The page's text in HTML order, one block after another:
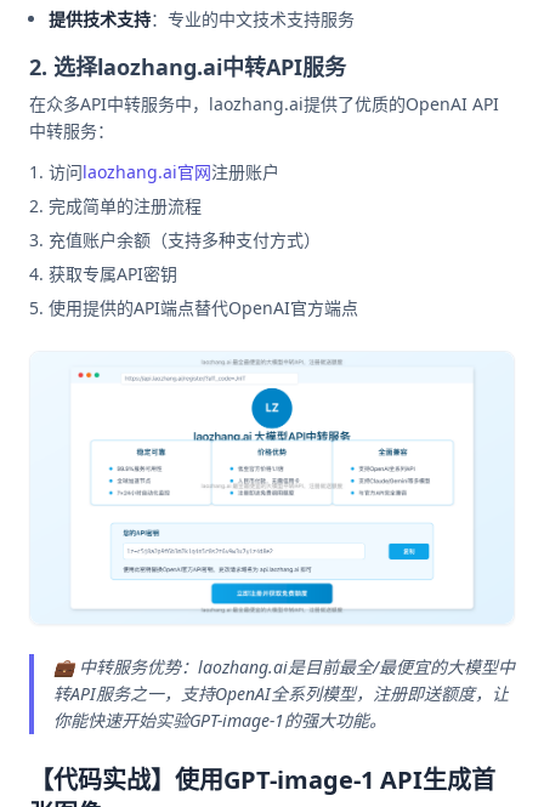
提供技术支持：专业的中文技术支持服务
2. 选择laozhang.ai中转API服务
在众多API中转服务中，laozhang.ai提供了优质的OpenAI API
中转服务：
访问laozhang.ai官网注册账户
完成简单的注册流程
充值账户余额（支持多种支付方式）
获取专属API密钥
使用提供的API端点替代OpenAI官方端点
💼 中转服务优势：laozhang.ai是目前最全/最便宜的大模型中
转API服务之一，支持OpenAI全系列模型，注册即送额度，让
你能快速开始实验GPT-image-1的强大功能。
【代码实战】使用GPT-image-1 API生成首